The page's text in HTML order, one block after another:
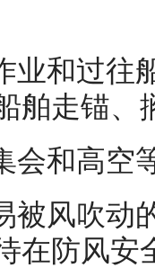
业和过往
舶走锚、
会和高空
被风吹动
在防风安